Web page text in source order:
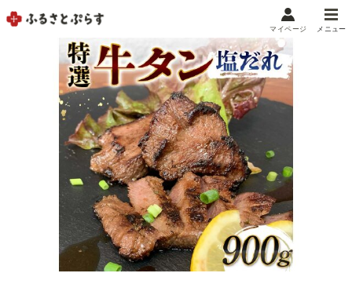
メニュー
マイメニュー
マイページ
お気に入り 閲覧履歴
お礼の品から探す
お礼の品をカテゴリや金額で絞り込み
自治体から探す
マイページ